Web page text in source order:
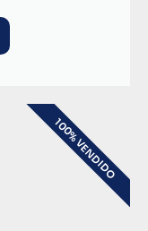
100% VENDIDO